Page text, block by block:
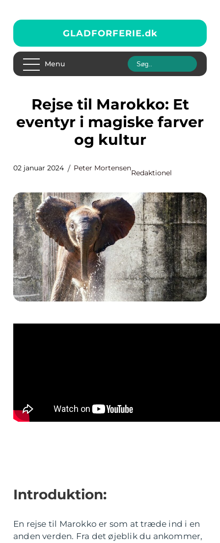
GLADFORFERIE.dk
Menu
Rejse til Marokko: Et
eventyr i magiske farver
og kultur
02 januar 2024 Peter Mortensen
Redaktionel
Introduktion:
En rejse til Marokko er som at træde ind i en
anden verden. Fra det øjeblik du ankommer,